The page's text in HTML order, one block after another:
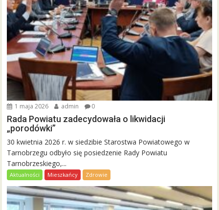
1 maja 2026 admin 0
Rada Powiatu zadecydowała o likwidacji
„porodówki”
30 kwietnia 2026 r. w siedzibie Starostwa Powiatowego w
Tarnobrzegu odbyło się posiedzenie Rady Powiatu
Tarnobrzeskiego,...
Aktualności Mieszkańcy Zdrowie